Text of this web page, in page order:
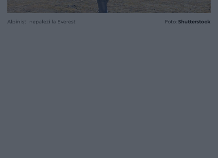
Alpiniști nepalezi la Everest Foto: Shutterstock